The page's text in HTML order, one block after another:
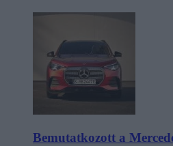
Bemutatkozott a